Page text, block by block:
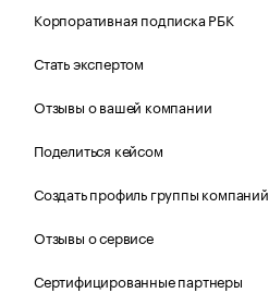
Корпоративная подписка РБК
Стать экспертом
Отзывы о вашей компании
Поделиться кейсом
Создать профиль группы компаний
Отзывы о сервисе
Сертифицированные партнеры